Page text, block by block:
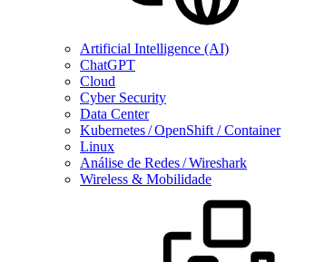
Artificial Intelligence (AI)
ChatGPT
Cloud
Cyber Security
Data Center
Kubernetes / OpenShift / Container
Linux
Análise de Redes / Wireshark
Wireless & Mobilidade